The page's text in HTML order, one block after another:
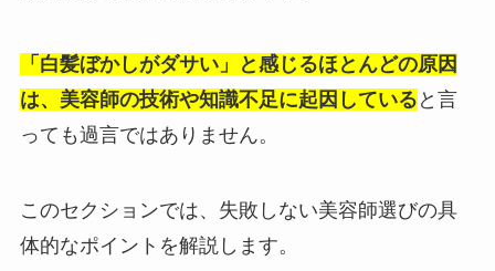
「白髪ぼかしがダサい」と感じるほとんどの原因
は、美容師の技術や知識不足に起因している と言
っても過言ではありません。
このセクションでは、失敗しない美容師選びの具
体的なポイントを解説します。